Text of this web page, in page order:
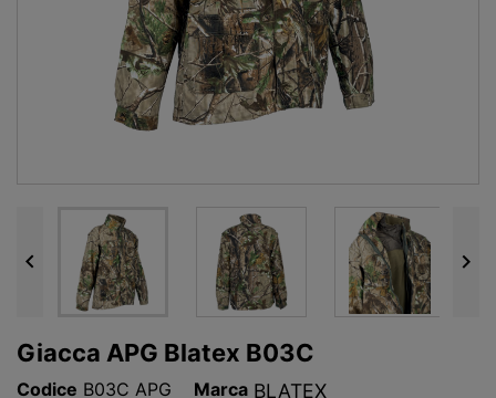
 
Giacca APG Blatex B03C
Codice B03C APG Marca BLATEX